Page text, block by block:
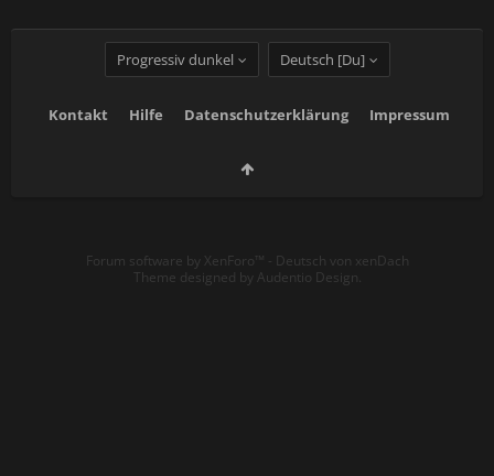
Progressiv dunkel Deutsch [Du]
Kontakt Hilfe Datenschutzerklärung Impressum
Forum software by XenForo™ - Deutsch von xenDach
Theme designed by Audentio Design.